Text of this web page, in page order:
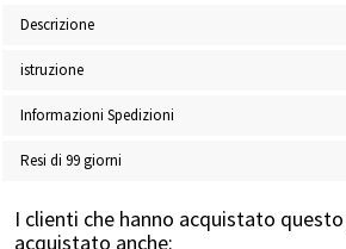
Descrizione
istruzione
Informazioni Spedizioni
Resi di 99 giorni
I clienti che hanno acquistato
acquistato anche: